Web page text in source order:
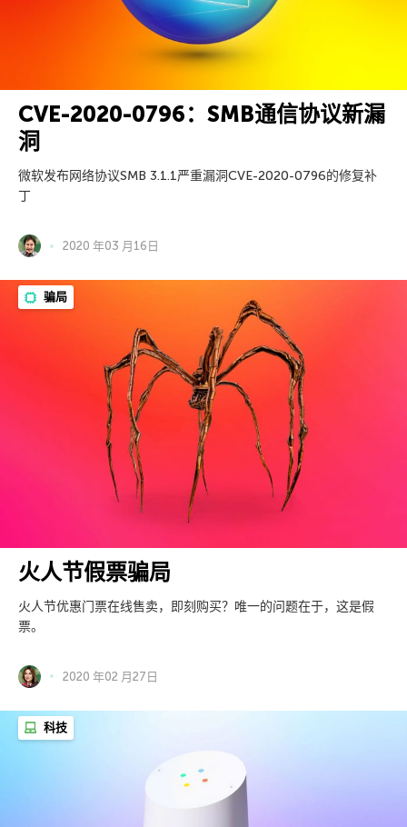
CVE-2020-0796：SMB通信协议新漏
洞
微软发布网络协议SMB 3.1.1严重漏洞CVE-2020-0796的修复补
丁
2020 年03 月16日
骗局
火人节假票骗局
火人节优惠门票在线售卖，即刻购买？唯一的问题在于，这是假
票。
2020 年02 月27日
科技